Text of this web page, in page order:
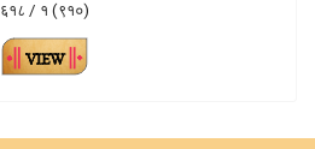
६१८ / १ (९१०)